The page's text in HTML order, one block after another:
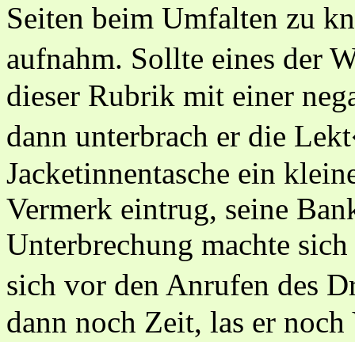
Seiten beim Umfalten zu
aufnahm. Sollte eines der
dieser Rubrik mit einer
dann unterbrach er die
Jacketinnentasche ein
Vermerk eintrug, seine
Unterbrechung machte
sich vor den Anrufen des
dann noch Zeit, las er